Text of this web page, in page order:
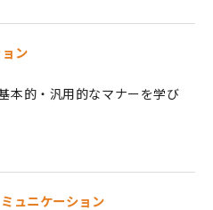
ン
本的・汎用的なマナーを学び
ュニケーション